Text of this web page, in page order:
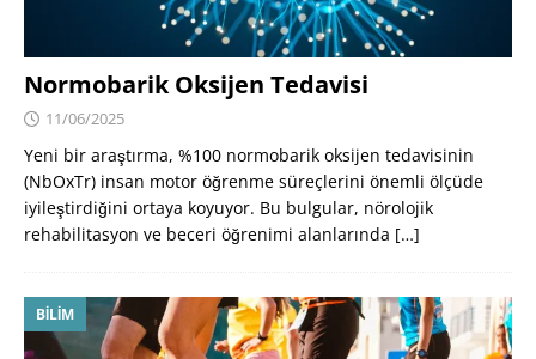
Normobarik Oksijen Tedavisi
11/06/2025
Yeni bir araştırma, %100 normobarik oksijen tedavisinin
(NbOxTr) insan motor öğrenme süreçlerini önemli ölçüde
iyileştirdiğini ortaya koyuyor. Bu bulgular, nörolojik
rehabilitasyon ve beceri öğrenimi alanlarında […]
BILIM